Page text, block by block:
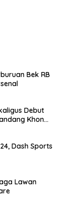
Bek RB
Debut
Khon
Dash Sports
Lawan